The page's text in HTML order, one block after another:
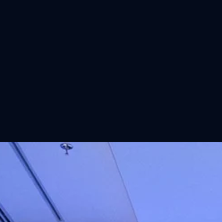
เปิดตัว 4 นวัตกรรมเปลี่ยน